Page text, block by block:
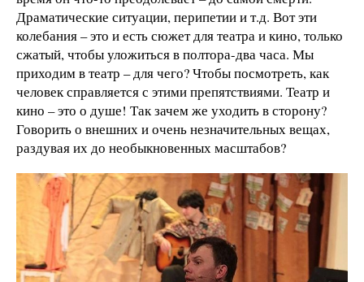
Драматические ситуации, перипетии и т.д. Вот эти
колебания – это и есть сюжет для театра и кино, только
сжатый, чтобы уложиться в полтора-два часа. Мы
приходим в театр – для чего? Чтобы посмотреть, как
человек справляется с этими препятствиями. Театр и
кино – это о душе! Так зачем же уходить в сторону?
Говорить о внешних и очень незначительных вещах,
раздувая их до необыкновенных масштабов?